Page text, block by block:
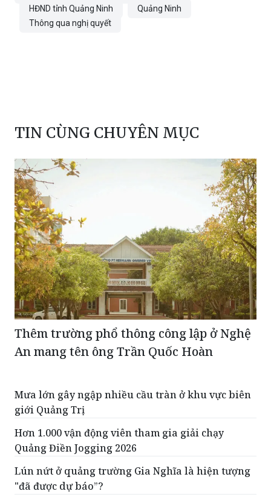
HĐND tỉnh Quảng Ninh
Quảng Ninh
Thông qua nghị quyết
TIN CÙNG CHUYÊN MỤC
Thêm trường phổ thông công lập ở Nghệ
An mang tên ông Trần Quốc Hoàn
Mưa lớn gây ngập nhiều cầu tràn ở khu vực biên
giới Quảng Trị
Hơn 1.000 vận động viên tham gia giải chạy
Quảng Điền Jogging 2026
Lún nứt ở quảng trường Gia Nghĩa là hiện tượng
"đã được dự báo”?